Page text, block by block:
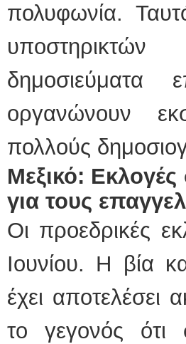
πολυφωνία.
δημοσιεύματα
οργανώνουν
πολλούς
Μεξικό:
για τους
Οι προεδρικές
Ιουνίου. Η βία
έχει
το γεγονός ότι